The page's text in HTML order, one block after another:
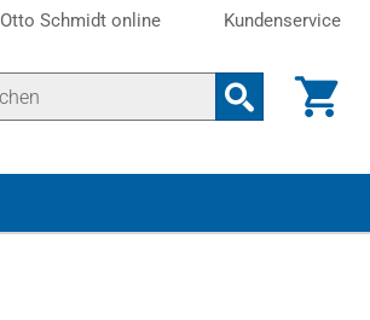
Otto Schmidt online Kundenservice